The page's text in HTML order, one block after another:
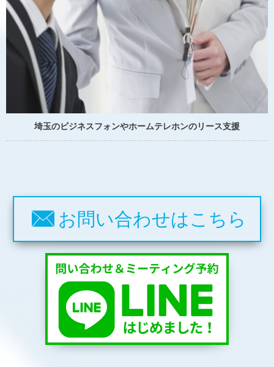
埼玉のビジネスフォンやホームテレホンのリース支援
お問い合わせはこちら